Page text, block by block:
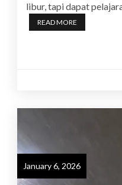
libur, tapi dapat
READ MORE
January 6, 2026